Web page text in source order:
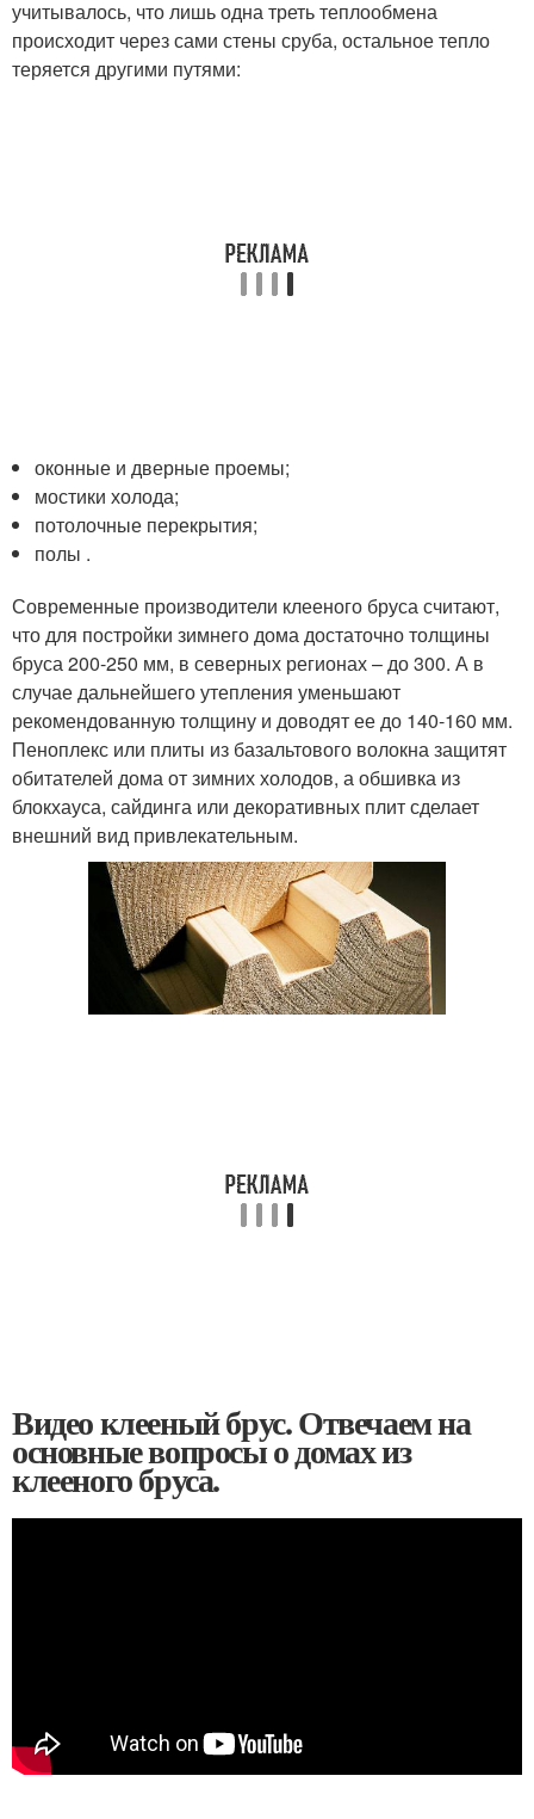
учитывалось, что лишь одна треть теплообмена
происходит через сами стены сруба, остальное тепло
теряется другими путями:
оконные и дверные проемы;
мостики холода;
потолочные перекрытия;
полы .
Современные производители клееного бруса считают,
что для постройки зимнего дома достаточно толщины
бруса 200-250 мм, в северных регионах – до 300. А в
случае дальнейшего утепления уменьшают
рекомендованную толщину и доводят ее до 140-160 мм.
Пеноплекс или плиты из базальтового волокна защитят
обитателей дома от зимних холодов, а обшивка из
блокхауса, сайдинга или декоративных плит сделает
внешний вид привлекательным.
Видео клееный брус. Отвечаем на
основные вопросы о домах из
клееного бруса.